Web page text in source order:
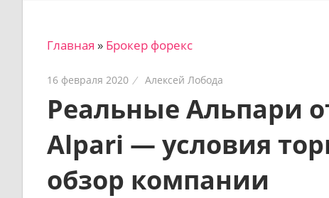
рынках:
сигналы,
новости…
Главная » Брокер форекс
16 февраля 2020 Алексей Лобода
Реальные Альпари
Alpari — условия
обзор компании